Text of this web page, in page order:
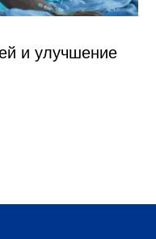
и улучшение